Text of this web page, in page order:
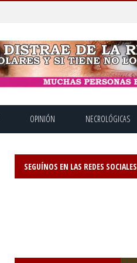
OPINIÓN NECROLÓGICAS
SEGUÍNOS EN LAS REDES SOCIALES